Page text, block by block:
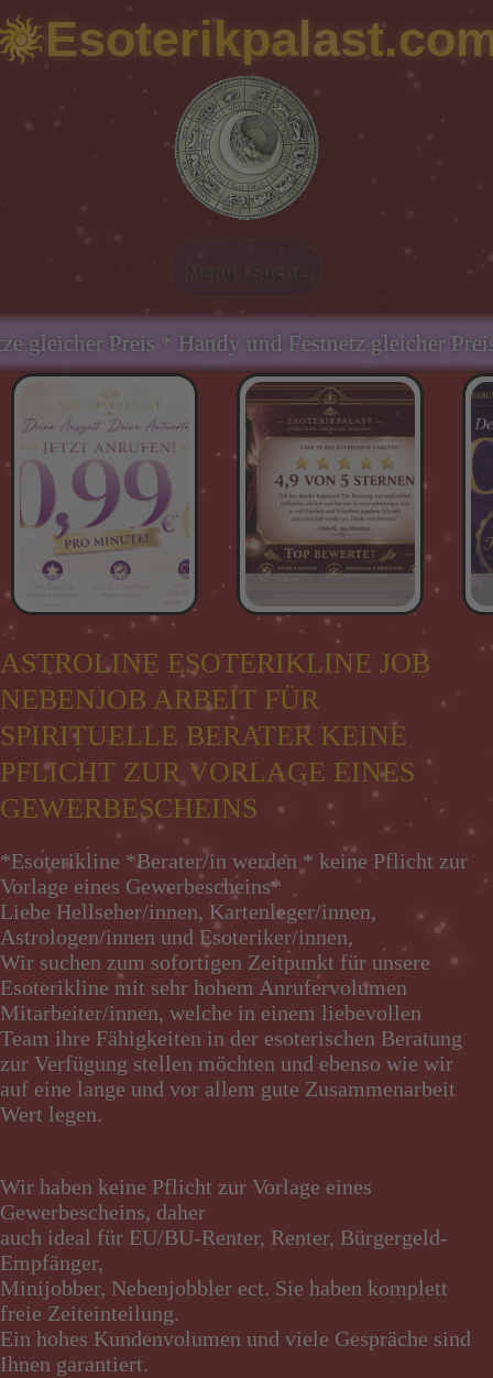
Menü / Suche
und Festnetz gleicher Preis * Immer Günstig
ASTROLINE ESOTERIKLINE JOB
NEBENJOB ARBEIT FÜR
SPIRITUELLE BERATER KEINE
PFLICHT ZUR VORLAGE EINES
GEWERBESCHEINS
*Esoterikline *Berater/in werden * keine Pflicht zur
Vorlage eines Gewerbescheins*
Liebe Hellseher/innen, Kartenleger/innen,
Astrologen/innen und Esoteriker/innen,
Wir suchen zum sofortigen Zeitpunkt für unsere
Esoterikline mit sehr hohem Anrufervolumen
Mitarbeiter/innen, welche in einem liebevollen
Team ihre Fähigkeiten in der esoterischen Beratung
zur Verfügung stellen möchten und ebenso wie wir
auf eine lange und vor allem gute Zusammenarbeit
Wert legen.
Wir haben keine Pflicht zur Vorlage eines
Gewerbescheins, daher
auch ideal für EU/BU-Renter, Renter, Bürgergeld-
Empfänger,
Minijobber, Nebenjobbler ect. Sie haben komplett
freie Zeiteinteilung.
Ein hohes Kundenvolumen und viele Gespräche sind
Ihnen garantiert.